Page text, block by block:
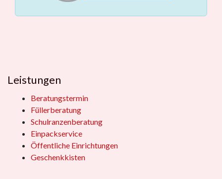
Leistungen
Beratungstermin
Füllerberatung
Schulranzenberatung
Einpackservice
Öffentliche Einrichtungen
Geschenkkisten